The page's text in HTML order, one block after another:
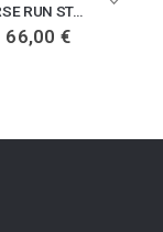
CONVERSE RUN STAR HIKE HI
Original
price
66,00€Η